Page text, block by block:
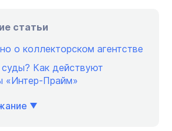
статьи
о коллекторском агентстве
Как действуют
«Интер-Прайм»